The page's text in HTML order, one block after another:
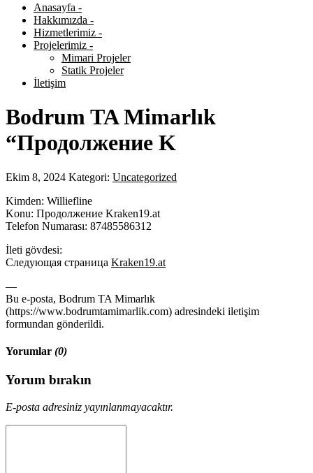
Anasayfa -
Hakkımızda -
Hizmetlerimiz -
Projelerimiz -
Mimari Projeler
Statik Projeler
İletişim
Bodrum TA Mimarlık
“Продолжение K
Ekim 8, 2024 Kategori: Uncategorized
Kimden: Williefline
Konu: Продолжение Kraken19.at
Telefon Numarası: 87485586312
İleti gövdesi:
Следующая страница Kraken19.at
—
Bu e-posta, Bodrum TA Mimarlık
(https://www.bodrumtamimarlik.com) adresindeki iletişim
formundan gönderildi.
Yorumlar (0)
Yorum bırakın
E-posta adresiniz yayınlanmayacaktır.